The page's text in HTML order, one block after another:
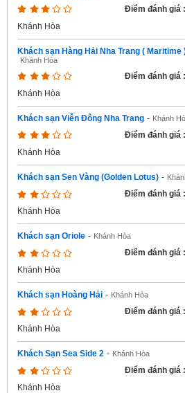
Điểm đánh giá :
Khánh Hòa
Khách sạn Hàng Hải Nha Trang ( Maritime
Khánh Hòa
Điểm đánh giá :
Khánh Hòa
Khách sạn Viễn Đông Nha Trang - Khánh
Điểm đánh giá :
Khánh Hòa
Khách sạn Sen Vàng (Golden Lotus) -
Điểm đánh giá :
Khánh Hòa
Khách sạn Oriole - Khánh Hòa
Điểm đánh giá :
Khánh Hòa
Khách sạn Hoàng Hải - Khánh Hòa
Điểm đánh giá :
Khánh Hòa
Khách Sạn Sea Side 2 - Khánh Hòa
Điểm đánh giá :
Khánh Hòa